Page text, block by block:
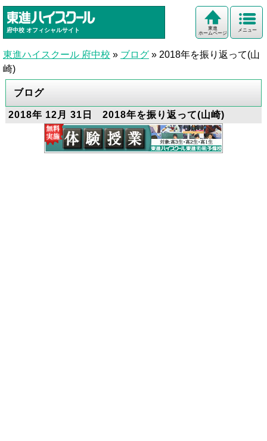
府中校 オフィシャルサイト メニュー
東進
ホームページ
東進ハイスクール 府中校 » ブログ » 2018年を振り返って(山
崎)
ブログ
2018年 12月 31日 2018年を振り返って(山崎)